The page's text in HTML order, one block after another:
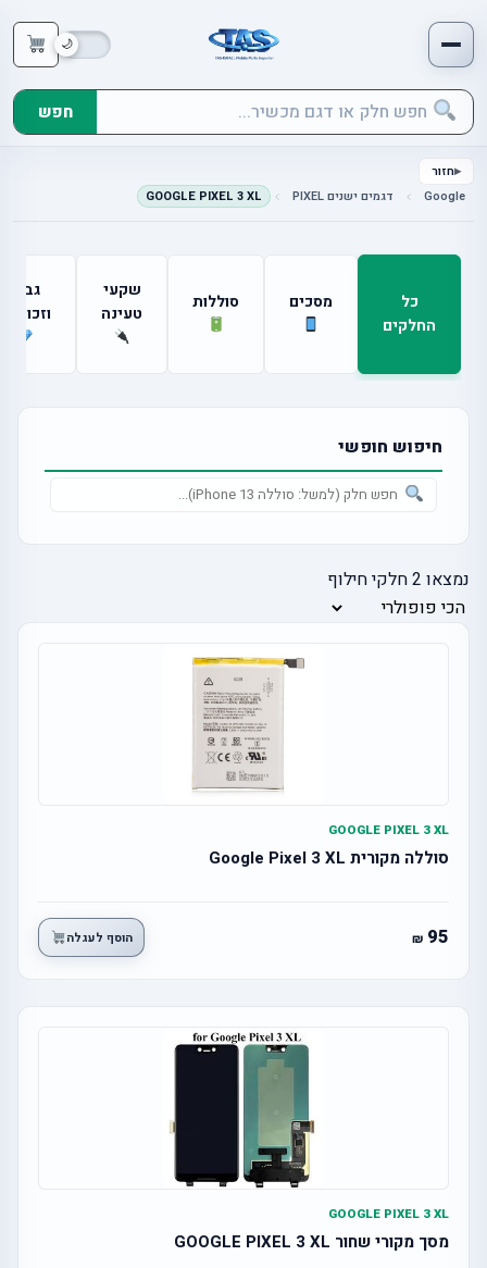
חפש
חזור
Google
דגמים ישנים PIXEL GOOGLE PIXEL 3 XL
כל
החלקים
מסכים סוללות
שקעי
טעינה
גבים
חיפוש חופשי
נמצאו 2חלקי חילוף
GOOGLE PIXEL 3 XL
סוללה מקורית Google Pixel 3 XL
95 הוסף לעגלה
GOOGLE PIXEL 3 XL
מסך מקורי שחור GOOGLE PIXEL 3 XL